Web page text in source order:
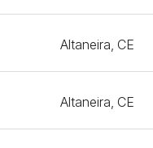
Altaneira, CE
Altaneira, CE